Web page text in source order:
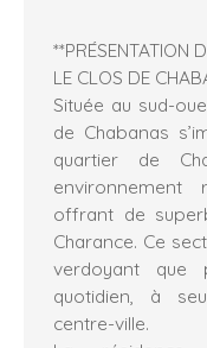
**PRÉSENTATION
LE CLOS DE
Située au sud-
de Chabanas
quartier de
environnement
offrant de
Charance. Ce
verdoyant
quotidien, à
centre-ville.